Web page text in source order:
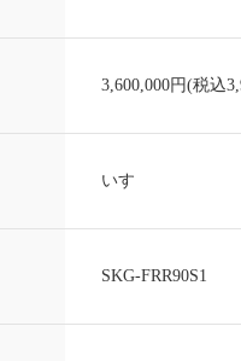
3,600,000円(税込
いすゞ
SKG-FRR90S1